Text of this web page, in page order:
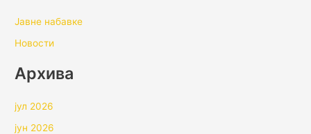
Јавне набавке
Новости
Архивa
јул 2026
јун 2026